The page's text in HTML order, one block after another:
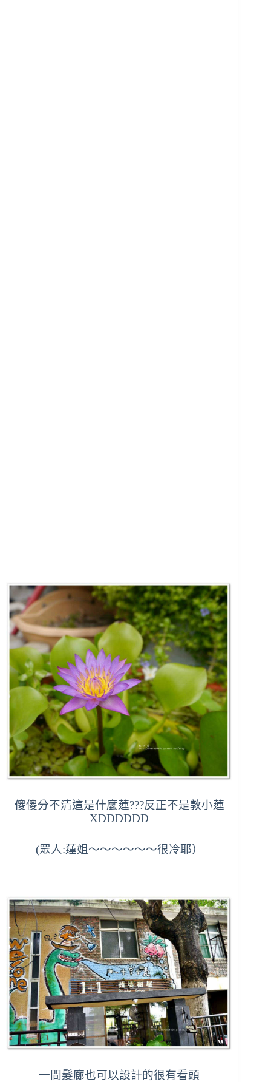
傻傻分不清這是什麼蓮???反正不是敦小蓮
XDDDDDD
(眾人:蓮姐～～～～～～很冷耶）
一間髮廊也可以設計的很有看頭